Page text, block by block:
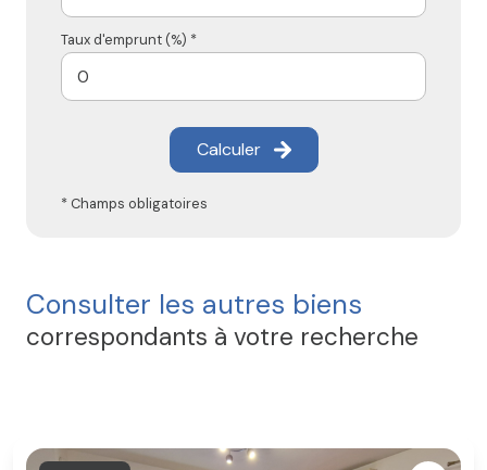
Taux d'emprunt (%) *
Calculer
* Champs obligatoires
Consulter les autres biens
correspondants à votre recherche